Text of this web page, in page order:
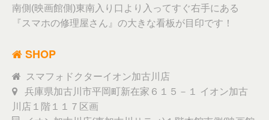
南側(映画館側)東南入り口より入ってすぐ右手にある
『スマホの修理屋さん』の大きな看板が目印です！
SHOP
スマフォドクターイオン加古川店
兵庫県加古川市平岡町新在家６１５－１ イオン加古
川店１階１１７区画